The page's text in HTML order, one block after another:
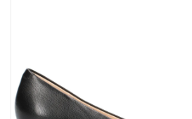
OPHALEN